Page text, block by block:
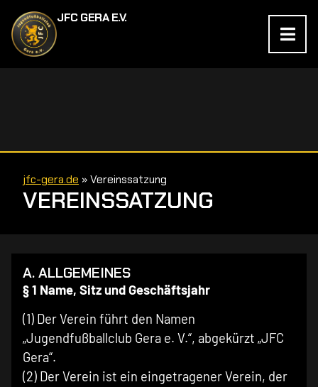
JFC GERA E.V.
jfc-gera.de »Vereinssatzung
VEREINSSATZUNG
A. ALLGEMEINES
§ 1 Name, Sitz und Geschäftsjahr
(1) Der Verein führt den Namen
„Jugendfußballclub Gera e. V.“, abgekürzt „JFC
Gera“.
(2) Der Verein ist ein eingetragener Verein, der